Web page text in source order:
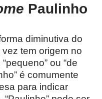
Paulinho
diminutiva do
vez tem origem no
ou “de
é comumente
para indicar